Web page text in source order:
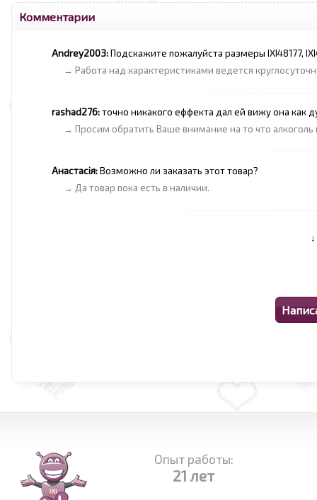
Комментарии
Andrey2003:Подскажите пожалуйста размеры IXI48177,
→ Работа над характеристиками ведется
rashad276:точно никакого еффекта дал ей вижу она как
→ Просим обратить Ваше внимание на то что
Анастасія:Возможно ли заказать этот товар?
→ Да товар пока есть в наличии.
↓
Опыт работы:
21 лет